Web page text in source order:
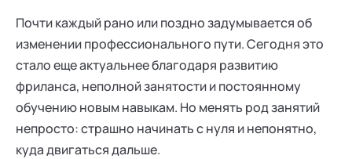
Почти каждый рано или поздно задумывается об
изменении профессионального пути. Сегодня это
стало еще актуальнее благодаря развитию
фриланса, неполной занятости и постоянному
обучению новым навыкам. Но менять род занятий
непросто: страшно начинать с нуля и непонятно,
куда двигаться дальше.